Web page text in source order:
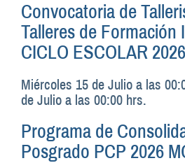
Convocatoria de
Talleres de Formación
CICLO ESCOLAR
Miércoles 15 de Julio a las
de Julio a las 00:00 hrs.
Programa de
Posgrado PCP 2026